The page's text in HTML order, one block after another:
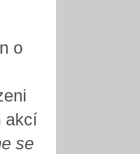
o
akcí
se